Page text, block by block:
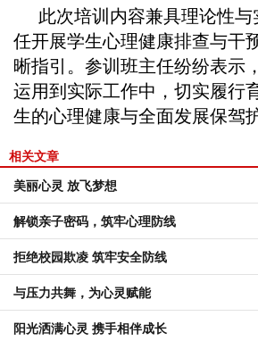
此次培训内容兼具理论性
任开展学生心理健康排查与干
晰指引。参训班主任纷纷表示
运用到实际工作中，切实履行
生的心理健康与全面发展保驾
相关文章
美丽心灵 放飞梦想
解锁亲子密码，筑牢心理防线
拒绝校园欺凌 筑牢安全防线
与压力共舞，为心灵赋能
阳光洒满心灵 携手相伴成长